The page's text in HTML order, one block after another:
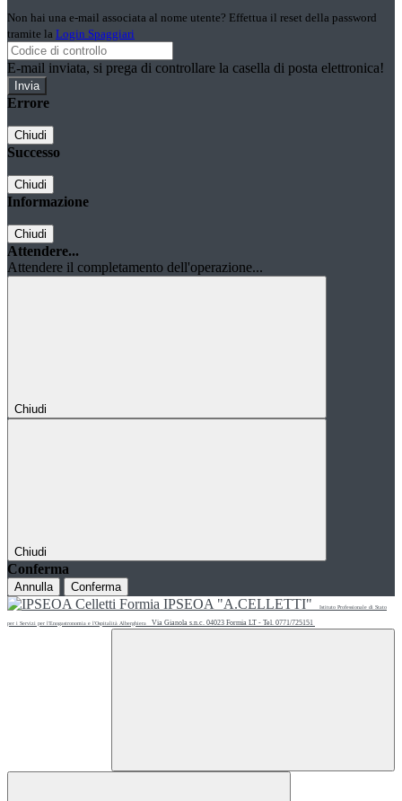
Non hai una e-mail associata al nome utente? Effettua il reset della password
tramite la Login Spaggiari
E-mail inviata, si prega di controllare la casella di posta elettronica!
Errore
Chiudi
Successo
Chiudi
Informazione
Chiudi
Attendere...
Attendere il completamento dell'operazione...
Chiudi
Chiudi
Conferma
Annulla Conferma
IPSEOA "A.CELLETTI" Istituto Professionale di Stato
per i Servizi per l'Enogastronomia e l'Ospitalità Alberghiera Via Gianola s.n.c. 04023 Formia LT - Tel. 0771/725151